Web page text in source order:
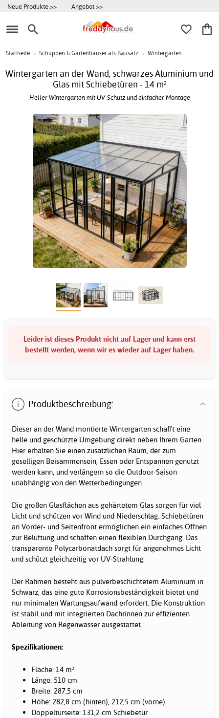
Neue Produkte >> Angebot >>
Startseite > Schuppen & Gartenhäuser als Bausatz > Wintergarten
Wintergarten an der Wand, schwarzes Aluminium und
Glas mit Schiebetüren - 14 m²
Heller Wintergarten mit UV-Schutz und einfacher Montage
Leider ist dieses Produkt nicht auf Lager und kann erst
bestellt werden, wenn wir es wieder auf Lager haben.
Produktbeschreibung:
Dieser an der Wand montierte Wintergarten schafft eine
helle und geschützte Umgebung direkt neben Ihrem Garten.
Hier erhalten Sie einen zusätzlichen Raum, der zum
geselligen Beisammensein, Essen oder Entspannen genutzt
werden kann, und verlängern so die Outdoor-Saison
unabhängig von den Wetterbedingungen.
Die großen Glasflächen aus gehärtetem Glas sorgen für viel
Licht und schützen vor Wind und Niederschlag. Schiebetüren
an Vorder- und Seitenfront ermöglichen ein einfaches Öffnen
zur Belüftung und schaffen einen flexiblen Durchgang. Das
transparente Polycarbonatdach sorgt für angenehmes Licht
und schützt gleichzeitig vor UV-Strahlung.
Der Rahmen besteht aus pulverbeschichtetem Aluminium in
Schwarz, das eine gute Korrosionsbeständigkeit bietet und
nur minimalen Wartungsaufwand erfordert. Die Konstruktion
ist stabil und mit integrierten Dachrinnen zur effizienten
Ableitung von Regenwasser ausgestattet.
Spezifikationen:
Fläche: 14 m²
Länge: 510 cm
Breite: 287,5 cm
Höhe: 282,8 cm (hinten), 212,5 cm (vorne)
Doppeltürseite: 131,2 cm Schiebetür